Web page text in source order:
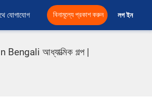
যোগাযোগ বিনামূল্যে প্রকাশ করুন লগ ইন
আধ্যাত্মিক গল্প |